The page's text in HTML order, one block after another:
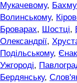
Мукачевому,
Волинському,
Броварах, Шостці,
Олександрії,
Подільському,
Ужгороді,
Бердянську,